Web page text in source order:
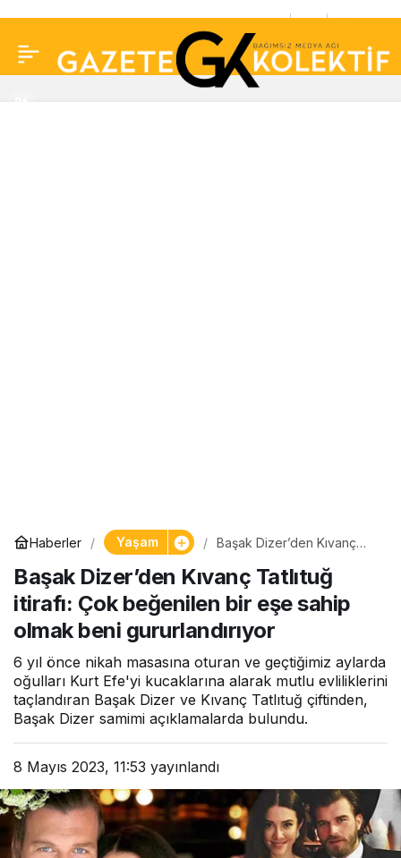
Haberler Yaşam
Başak Dizer’den Kıvanç
beğenilen bir eşe sahip
olmak beni gururlandırıyor
Başak Dizer’den Kıvanç Tatlıtuğ
itirafı: Çok beğenilen bir eşe sahip
olmak beni gururlandırıyor
6 yıl önce nikah masasına oturan ve geçtiğimiz aylarda
oğulları Kurt Efe'yi kucaklarına alarak mutlu evliliklerini
taçlandıran Başak Dizer ve Kıvanç Tatlıtuğ çiftinden,
Başak Dizer samimi açıklamalarda bulundu.
8 Mayıs 2023, 11:53 yayınlandı
İşte kabızlığa neden